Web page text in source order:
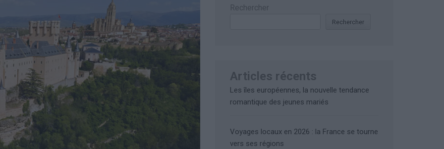
Rechercher
Rechercher
Articles récents
Les îles européennes, la nouvelle tendance
romantique des jeunes mariés
Voyages locaux en 2026 : la France se tourne
vers ses régions